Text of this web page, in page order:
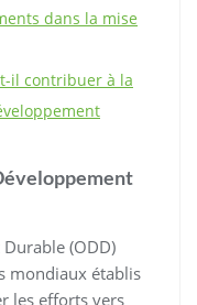
dans la mise
il contribuer à la
(ODD)
mondiaux établis
les efforts vers